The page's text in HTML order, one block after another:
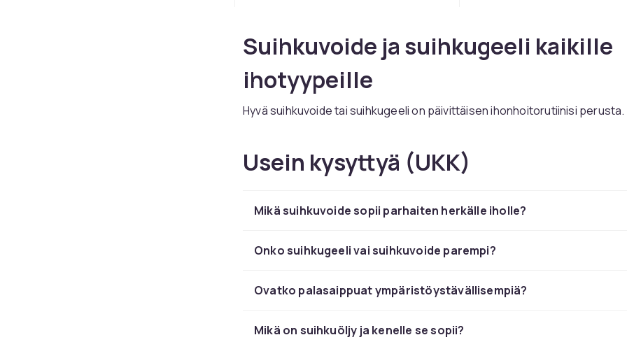
Suihkuvoide ja suihkugeeli kaikille
ihotyypeille
Hyvä suihkuvoide tai suihkugeeli on päivittäisen ihonhoitorutiinisi perusta.
Palasaippuat ja suihkuöljy
vaihtoehtoina
Palasaippuat ovat tehneet suuren paluun ja tarjoavat
puhdistuksen ilman muovipakkauksia.
Usein kysyttyä (UKK)
Mikä suihkuvoide sopii parhaiten herkälle iholle?
Onko suihkugeeli vai suihkuvoide parempi?
Ovatko palasaippuat ympäristöystävällisempiä?
Mikä on suihkuöljy ja kenelle se sopii?